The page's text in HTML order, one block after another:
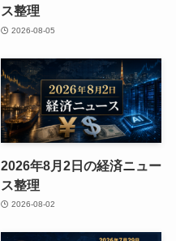
ス整理
2026-08-05
2026年8月2日の経済ニュー
ス整理
2026-08-02